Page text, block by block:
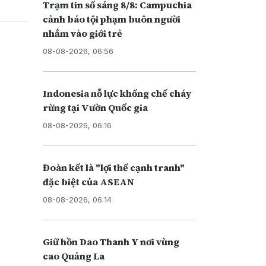
Trạm tin số sáng 8/8: Campuchia
cảnh báo tội phạm buôn người
nhắm vào giới trẻ
08-08-2026, 06:56
Indonesia nỗ lực khống chế cháy
rừng tại Vườn Quốc gia
08-08-2026, 06:16
Đoàn kết là "lợi thế cạnh tranh"
đặc biệt của ASEAN
08-08-2026, 06:14
Giữ hồn Dao Thanh Y nơi vùng
cao Quảng La